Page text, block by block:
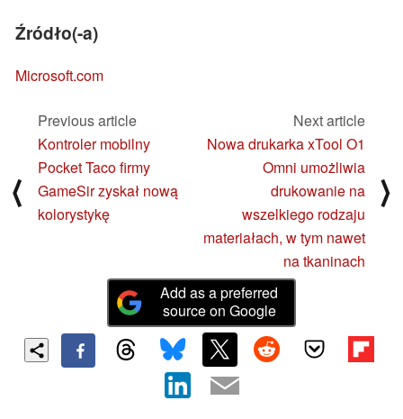
Źródło(-a)
Microsoft.com
⟨
Previous article
Kontroler mobilny
Pocket Taco firmy
GameSir zyskał nową
kolorystykę
Next article
Nowa drukarka xTool O1
Omni umożliwia
drukowanie na
wszelkiego rodzaju
materiałach, w tym nawet
na tkaninach
⟩
Add as a preferred
source on Google